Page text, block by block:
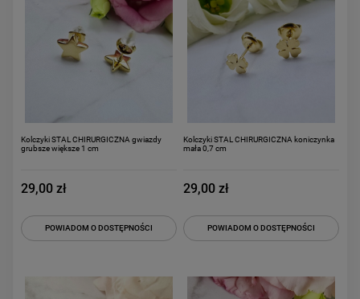
Kolczyki STAL CHIRURGICZNA gwiazdy
grubsze większe 1 cm
29,00 zł
POWIADOM O DOSTĘPNOŚCI
Kolczyki STAL CHIRURGICZNA koniczynka
mała 0,7 cm
29,00 zł
POWIADOM O DOSTĘPNOŚCI